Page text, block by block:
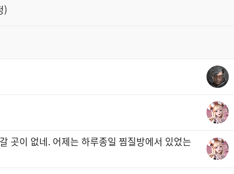
)
곳이 없네. 어제는 하루종일 찜질방에서 있었는